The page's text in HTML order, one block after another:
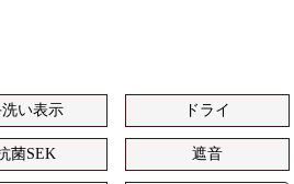
い表示 ドライ
菌SEK 遮音